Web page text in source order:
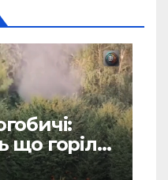
що горіло